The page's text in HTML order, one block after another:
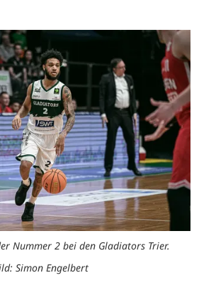
Nummer 2 bei den Gladiators Trier.
Simon Engelbert